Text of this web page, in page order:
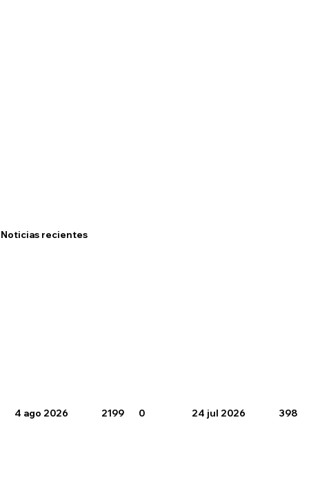
Noticias recientes
4 ago 2026 2199 0 24 jul 2026 398